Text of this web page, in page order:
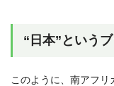
“日本”という
このように、南アフ